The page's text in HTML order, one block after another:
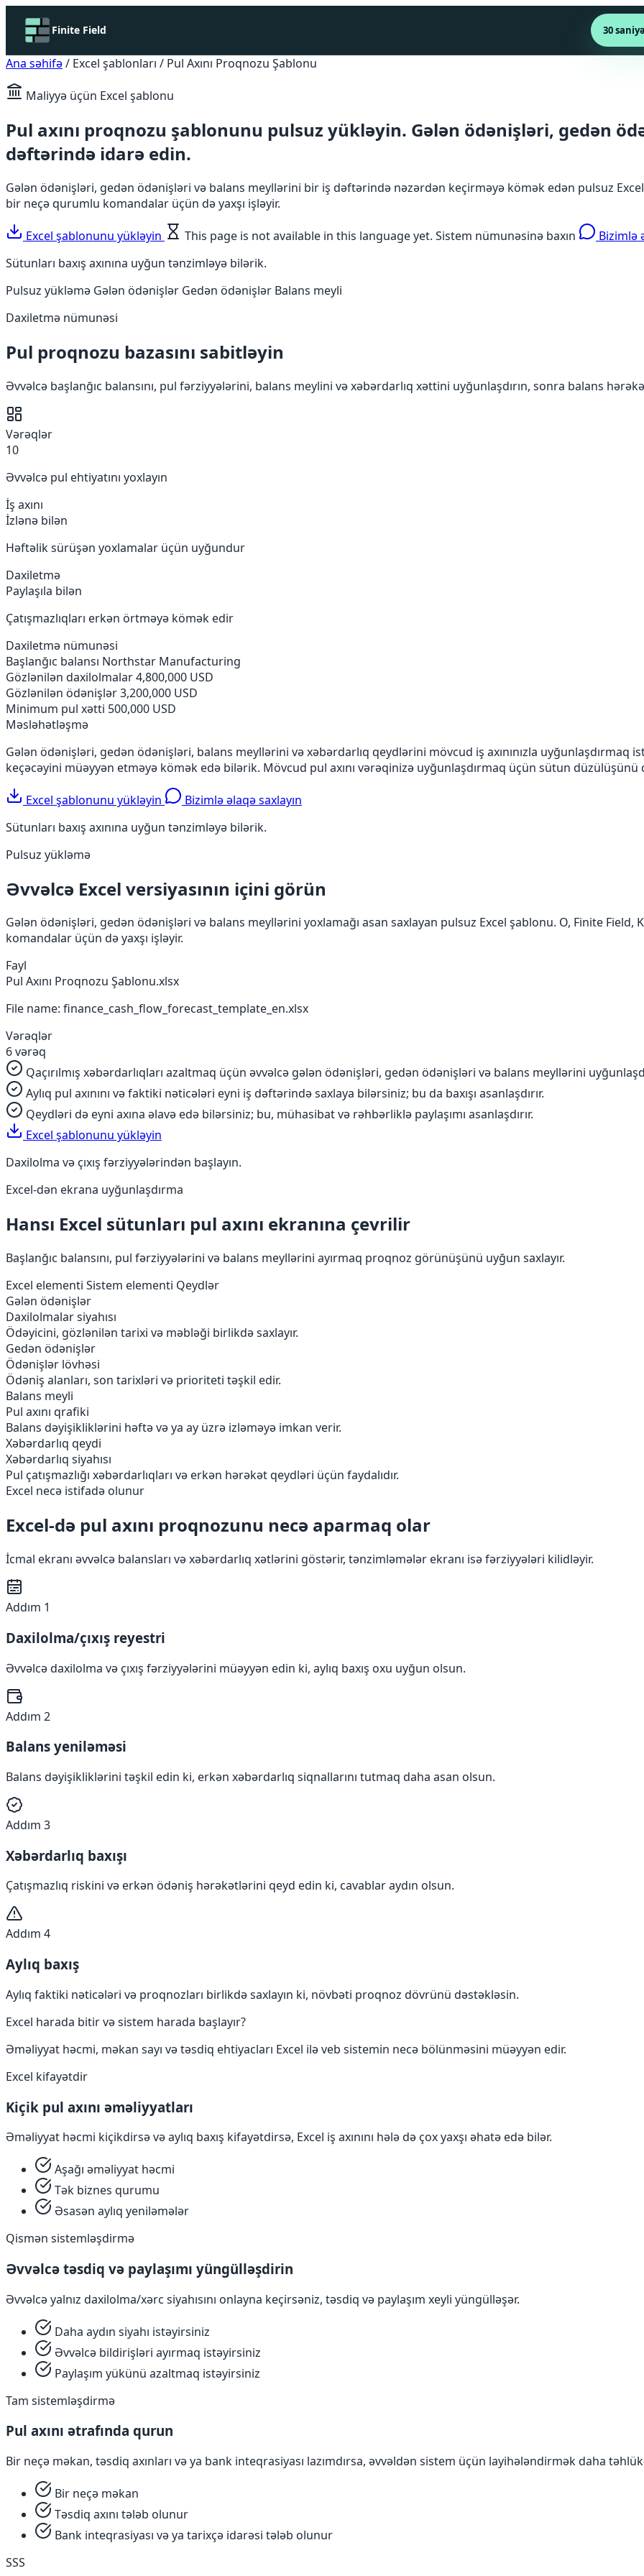
Finite Field 30
Ana səhifə/ Excel şablonları / Pul Axını Proqnozu Şablonu
Maliyyə üçün Excel şablonu
Pul axını proqnozu şablonunu pulsuz yükləyin. Gələn ödənişləri, gedən
dəftərində idarə edin.
Gələn ödənişləri, gedən ödənişləri və balans meyllərini bir iş dəftərində nəzərdən keçirməyə kömək edən pulsuz
bir neçə qurumlu komandalar üçün də yaxşı işləyir.
Excel şablonunu yükləyin This page is not available in this language yet. Sistem nümunəsinə baxın
Bizimlə
Sütunları baxış axınına uyğun tənzimləyə bilərik.
Pulsuz yükləmə Gələn ödənişlər Gedən ödənişlər Balans meyli
Daxiletmə nümunəsi
Pul proqnozu bazasını sabitləyin
Əvvəlcə başlanğıc balansını, pul fərziyyələrini, balans meylini və xəbərdarlıq xəttini uyğunlaşdırın, sonra balans
Vərəqlər
10
Əvvəlcə pul ehtiyatını yoxlayın
İş axını
İzlənə bilən
Həftəlik sürüşən yoxlamalar üçün uyğundur
Daxiletmə
Paylaşıla bilən
Çatışmazlıqları erkən örtməyə kömək edir
Daxiletmə nümunəsi
Başlanğıc balansı Northstar Manufacturing
Gözlənilən daxilolmalar4,800,000 USD
Gözlənilən ödənişlər3,200,000 USD
Minimum pul xətti 500,000 USD
Məsləhətləşmə
Gələn ödənişləri, gedən ödənişləri, balans meyllərini və xəbərdarlıq qeydlərini mövcud iş axınınızla uyğunlaşdırmaq
keçəcəyini müəyyən etməyə kömək edə bilərik. Mövcud pul axını vərəqinizə uyğunlaşdırmaq üçün sütun
Excel şablonunu yükləyin
Bizimlə əlaqə saxlayın
Sütunları baxış axınına uyğun tənzimləyə bilərik.
Pulsuz yükləmə
Əvvəlcə Excel versiyasının içini görün
Gələn ödənişləri, gedən ödənişləri və balans meyllərini yoxlamağı asan saxlayan pulsuz Excel şablonu. O, Finite
komandalar üçün də yaxşı işləyir.
Fayl
Pul Axını Proqnozu Şablonu.xlsx
File name: finance_cash_flow_forecast_template_en.xlsx
Vərəqlər
6 vərəq
Qaçırılmış xəbərdarlıqları azaltmaq üçün əvvəlcə gələn ödənişləri, gedən ödənişləri və balans meyllərini
Aylıq pul axınını və faktiki nəticələri eyni iş dəftərində saxlaya bilərsiniz; bu da baxışı asanlaşdırır.
Qeydləri də eyni axına əlavə edə bilərsiniz; bu, mühasibat və rəhbərliklə paylaşımı asanlaşdırır.
Excel şablonunu yükləyin
Daxilolma və çıxış fərziyyələrindən başlayın.
Excel-dən ekrana uyğunlaşdırma
Hansı Excel sütunları pul axını ekranına çevrilir
Başlanğıc balansını, pul fərziyyələrini və balans meyllərini ayırmaq proqnoz görünüşünü uyğun saxlayır.
Excel elementi Sistem elementi Qeydlər
Gələn ödənişlər
Daxilolmalar siyahısı
Ödəyicini, gözlənilən tarixi və məbləği birlikdə saxlayır.
Gedən ödənişlər
Ödənişlər lövhəsi
Ödəniş alanları, son tarixləri və prioriteti təşkil edir.
Balans meyli
Pul axını qrafiki
Balans dəyişikliklərini həftə və ya ay üzrə izləməyə imkan verir.
Xəbərdarlıq qeydi
Xəbərdarlıq siyahısı
Pul çatışmazlığı xəbərdarlıqları və erkən hərəkət qeydləri üçün faydalıdır.
Excel necə istifadə olunur
Excel-də pul axını proqnozunu necə aparmaq olar
İcmal ekranı əvvəlcə balansları və xəbərdarlıq xətlərini göstərir, tənzimləmələr ekranı isə fərziyyələri kilidləyir.
Addım 1
Daxilolma/çıxış reyestri
Əvvəlcə daxilolma və çıxış fərziyyələrini müəyyən edin ki, aylıq baxış oxu uyğun olsun.
Addım 2
Balans yeniləməsi
Balans dəyişikliklərini təşkil edin ki, erkən xəbərdarlıq siqnallarını tutmaq daha asan olsun.
Addım 3
Xəbərdarlıq baxışı
Çatışmazlıq riskini və erkən ödəniş hərəkətlərini qeyd edin ki, cavablar aydın olsun.
Addım 4
Aylıq baxış
Aylıq faktiki nəticələri və proqnozları birlikdə saxlayın ki, növbəti proqnoz dövrünü dəstəkləsin.
Excel harada bitir və sistem harada başlayır?
Əməliyyat həcmi, məkan sayı və təsdiq ehtiyacları Excel ilə veb sistemin necə bölünməsini müəyyən edir.
Excel kifayətdir
Kiçik pul axını əməliyyatları
Əməliyyat həcmi kiçikdirsə və aylıq baxış kifayətdirsə, Excel iş axınını hələ də çox yaxşı əhatə edə bilər.
Aşağı əməliyyat həcmi
Tək biznes qurumu
Əsasən aylıq yeniləmələr
Qismən sistemləşdirmə
Əvvəlcə təsdiq və paylaşımı yüngülləşdirin
Əvvəlcə yalnız daxilolma/xərc siyahısını onlayna keçirsəniz, təsdiq və paylaşım xeyli yüngülləşər.
Daha aydın siyahı istəyirsiniz
Əvvəlcə bildirişləri ayırmaq istəyirsiniz
Paylaşım yükünü azaltmaq istəyirsiniz
Tam sistemləşdirmə
Pul axını ətrafında qurun
Bir neçə məkan, təsdiq axınları və ya bank inteqrasiyası lazımdırsa, əvvəldən sistem üçün layihələndirmək daha
Bir neçə məkan
Təsdiq axını tələb olunur
Bank inteqrasiyası və ya tarixçə idarəsi tələb olunur
SSS